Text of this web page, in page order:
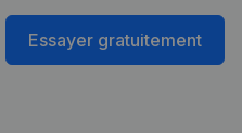
Essayer gratuitement